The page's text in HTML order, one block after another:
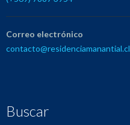
Correo electrónico
contacto@residenciamanantial.cl
Buscar